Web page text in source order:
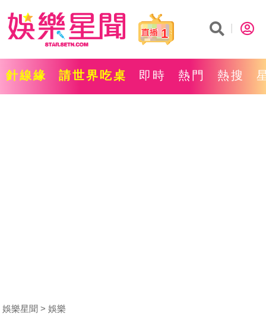
1
針線緣 請世界吃桌 即時 熱門 熱搜
娛樂星聞 娛樂